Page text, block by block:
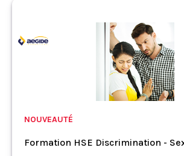
NOUVEAUTÉ
Formation HSE Discrimination -